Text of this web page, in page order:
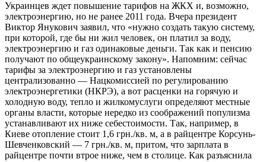
Украинцев ждет повышение тарифов на ЖКХ и, возможно,
электроэнергию, но не ранее 2011 года. Вчера президент
Виктор Янукович заявил, что «нужно создать такую систему,
при которой, где бы ни жил человек, он платил за воду,
электроэнергию и газ одинаковые деньги. Так как и пенсию
получают по общеукраинскому закону». Напомним: сейчас
тарифы за электроэнергию и газ установлены
централизованно — Нацкомиссией по регулированию
электроэнергетики (НКРЭ), а вот расценки на горячую и
холодную воду, тепло и жилкомуслуги определяют местные
органы власти, которые нередко из соображений популизма
устанавливают их ниже себестоимости. Так, например, в
Киеве отопление стоит 1,6 грн./кв. м, а в райцентре Корсунь-
Шевченковский — 7 грн./кв. м, притом, что зарплата в
райцентре почти втрое ниже, чем в столице. Как разъяснила